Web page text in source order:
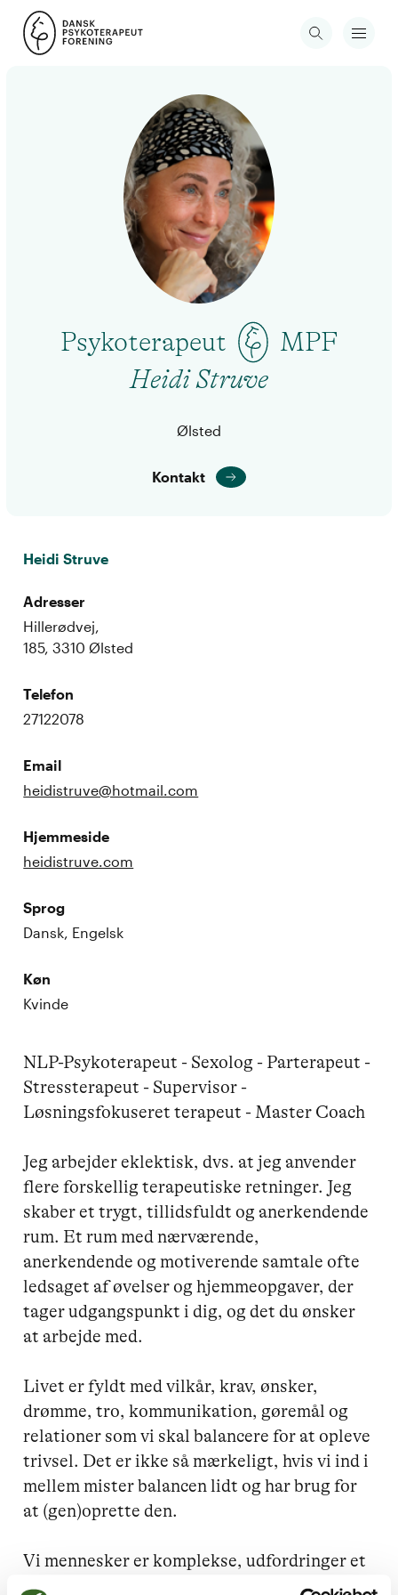
Psykoterapeut
MPF
Heidi Struve
Ølsted
Kontakt
Heidi Struve
Adresser
Hillerødvej,
185, 3310 Ølsted
Telefon
27122078
Email
heidistruve@hotmail.com
Hjemmeside
heidistruve.com
Sprog
Dansk, Engelsk
Køn
Kvinde
NLP-Psykoterapeut - Sexolog - Parterapeut -
Stressterapeut - Supervisor -
Løsningsfokuseret terapeut - Master Coach
Jeg arbejder eklektisk, dvs. at jeg anvender
flere forskellig terapeutiske retninger. Jeg
skaber et trygt, tillidsfuldt og anerkendende
rum. Et rum med nærværende,
anerkendende og motiverende samtale ofte
ledsaget af øvelser og hjemmeopgaver, der
tager udgangspunkt i dig, og det du ønsker
at arbejde med.
Livet er fyldt med vilkår, krav, ønsker,
drømme, tro, kommunikation, gøremål og
relationer som vi skal balancere for at opleve
trivsel. Det er ikke så mærkeligt, hvis vi ind i
mellem mister balancen lidt og har brug for
at (gen)oprette den.
Vi mennesker er komplekse, udfordringer et
sted smitter af på flere forhold i livet, det